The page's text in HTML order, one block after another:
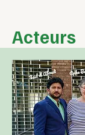
Acteurs